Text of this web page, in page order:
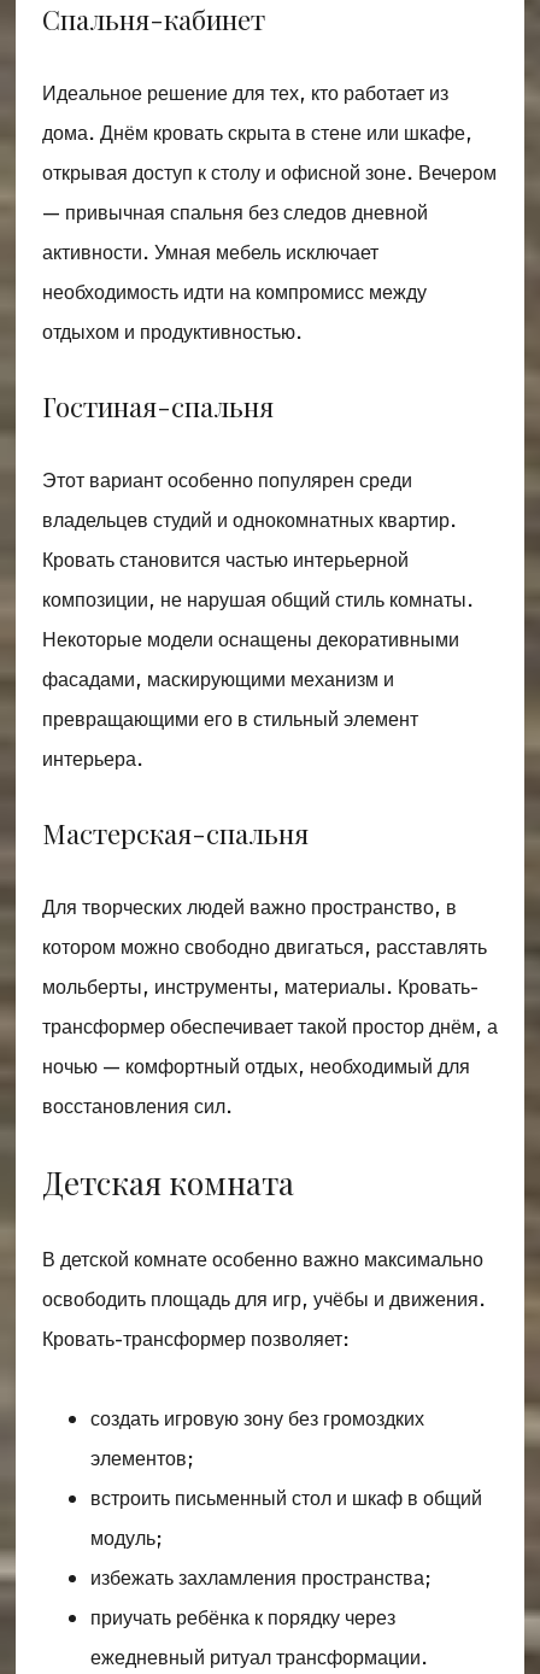
Спальня-кабинет
Идеальное решение для тех, кто работает из
дома. Днём кровать скрыта в стене или шкафе,
открывая доступ к столу и офисной зоне. Вечером
— привычная спальня без следов дневной
активности. Умная мебель исключает
необходимость идти на компромисс между
отдыхом и продуктивностью.
Гостиная-спальня
Этот вариант особенно популярен среди
владельцев студий и однокомнатных квартир.
Кровать становится частью интерьерной
композиции, не нарушая общий стиль комнаты.
Некоторые модели оснащены декоративными
фасадами, маскирующими механизм и
превращающими его в стильный элемент
интерьера.
Мастерская-спальня
Для творческих людей важно пространство, в
котором можно свободно двигаться, расставлять
мольберты, инструменты, материалы. Кровать-
трансформер обеспечивает такой простор днём, а
ночью — комфортный отдых, необходимый для
восстановления сил.
Детская комната
В детской комнате особенно важно максимально
освободить площадь для игр, учёбы и движения.
Кровать-трансформер позволяет:
создать игровую зону без громоздких
элементов;
встроить письменный стол и шкаф в общий
модуль;
избежать захламления пространства;
приучать ребёнка к порядку через
ежедневный ритуал трансформации.